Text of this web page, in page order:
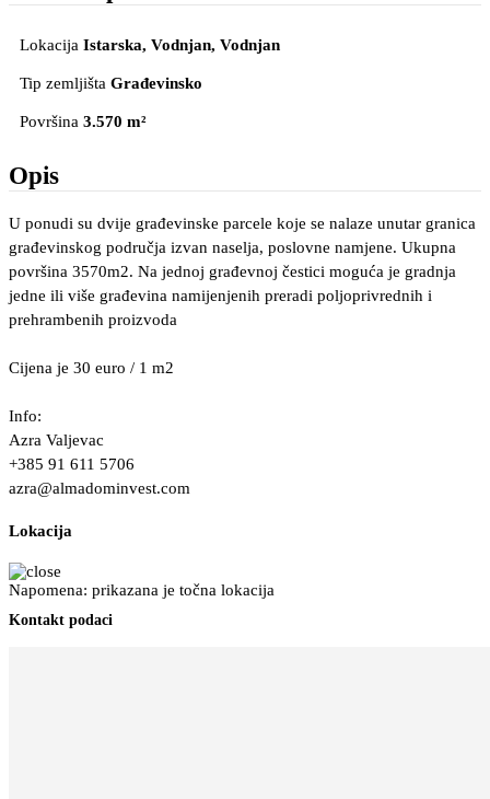
Lokacija Istarska, Vodnjan, Vodnjan
Tip zemljišta Građevinsko
Površina 3.570 m²
Opis
U ponudi su dvije građevinske parcele koje se nalaze unutar granica
građevinskog područja izvan naselja, poslovne namjene. Ukupna
površina 3570m2. Na jednoj građevnoj čestici moguća je gradnja
jedne ili više građevina namijenjenih preradi poljoprivrednih i
prehrambenih proizvoda
Cijena je 30 euro / 1 m2
Info:
Azra Valjevac
+385 91 611 5706
azra@almadominvest.com
Lokacija
Napomena: prikazana je točna lokacija
Kontakt podaci